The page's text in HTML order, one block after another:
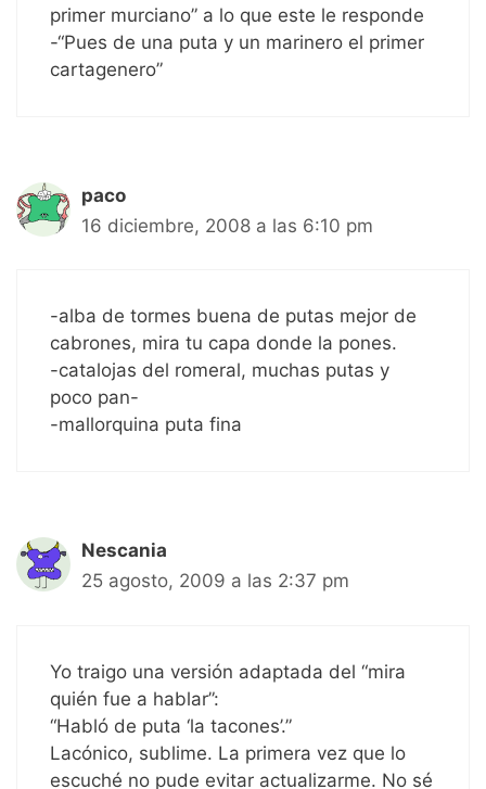
primer murciano” a lo que este le responde
-“Pues de una puta y un marinero el primer
cartagenero”
paco
16 diciembre, 2008 a las 6:10 pm
-alba de tormes buena de putas mejor de
cabrones, mira tu capa donde la pones.
-catalojas del romeral, muchas putas y
poco pan-
-mallorquina puta fina
Nescania
25 agosto, 2009 a las 2:37 pm
Yo traigo una versión adaptada del “mira
quién fue a hablar”:
“Habló de puta ‘la tacones’.”
Lacónico, sublime. La primera vez que lo
escuché no pude evitar actualizarme. No sé